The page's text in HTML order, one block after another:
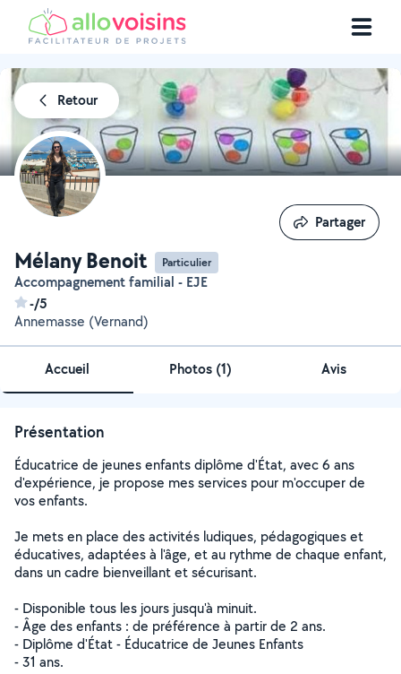
Retour
Mélany Benoit Particulier
Accompagnement familial - EJE
-/5
Annemasse (Vernand)
Partager
Partager
Accueil Photos (1) Avis
Présentation
Éducatrice de jeunes enfants diplôme d'État, avec 6 ans
d'expérience, je propose mes services pour m'occuper de
vos enfants.
Je mets en place des activités ludiques, pédagogiques et
éducatives, adaptées à l'âge, et au rythme de chaque enfant,
dans un cadre bienveillant et sécurisant.
- Disponible tous les jours jusqu'à minuit.
- Âge des enfants : de préférence à partir de 2 ans.
- Diplôme d'État - Éducatrice de Jeunes Enfants
- 31 ans.